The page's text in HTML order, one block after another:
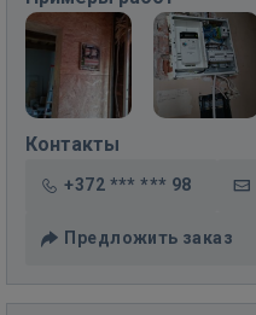
Контакты
+372 *** *** 98
Предложить заказ